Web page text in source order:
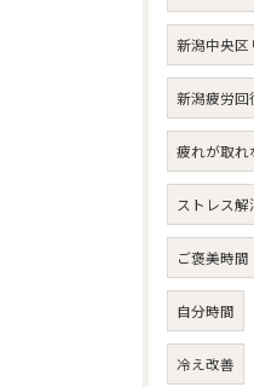
新潟中央区
新潟疲労回
疲れが取れ
ストレス解
ご褒美時間
自分時間
冷え改善